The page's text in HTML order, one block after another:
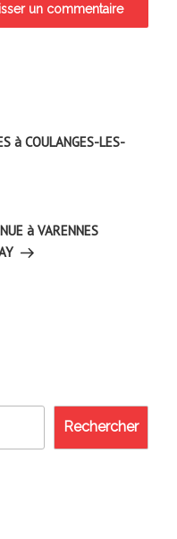
à COULANGES-LES-
à VARENNES
Rechercher